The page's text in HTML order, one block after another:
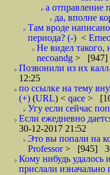
а отправление
да, вполне
Там вроде
периода? (-) <
Не видел
necoandg > [947]
Позвонили из их
12:25
по ссылке на тему
(+) (URL) < qace >
Угу если сейчас
Если ежедневно
30-12-2017 21:52
Это вы попали на
Professor> [945]
Кому нибудь удалось
прислали изначально